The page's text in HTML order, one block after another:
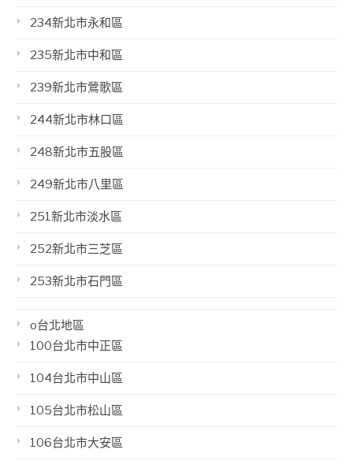
234新北市永和區
235新北市中和區
239新北市鶯歌區
244新北市林口區
248新北市五股區
249新北市八里區
251新北市淡水區
252新北市三芝區
253新北市石門區
o台北地區
100台北市中正區
104台北市中山區
105台北市松山區
106台北市大安區